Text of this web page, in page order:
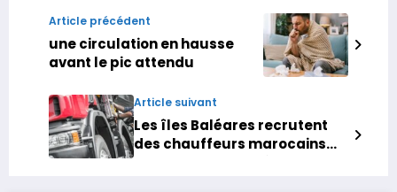
Article précédent
une circulation en hausse
avant le pic attendu
Article suivant
Les îles Baléares recrutent
des chauffeurs marocains